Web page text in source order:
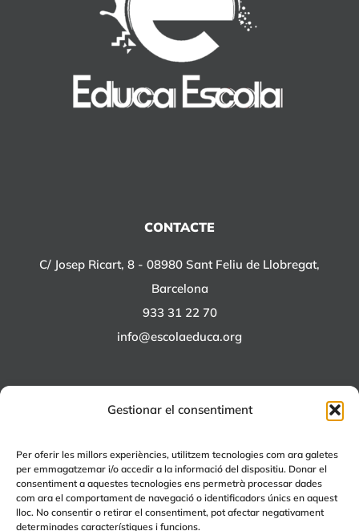
Gestionar el consentiment
Per oferir les millors experiències, utilitzem tecnologies com ara galetes
per emmagatzemar i/o accedir a la informació del dispositiu. Donar el
consentiment a aquestes tecnologies ens permetrà processar dades
com ara el comportament de navegació o identificadors únics en aquest
lloc. No consentir o retirar el consentiment, pot afectar negativament
determinades característiques i funcions.
CONTACTE
C/ Josep Ricart, 8 - 08980 Sant Feliu de Llobregat,
Barcelona
933 31 22 70
info@escolaeduca.org
+EDUCA
EDUCA Espai Lúdic
EDUCA Serveis